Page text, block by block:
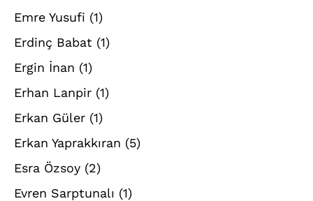
Emre Yusufi (1)
Erdinç Babat (1)
Ergin İnan (1)
Erhan Lanpir (1)
Erkan Güler (1)
Erkan Yaprakkıran (5)
Esra Özsoy (2)
Evren Sarptunalı (1)